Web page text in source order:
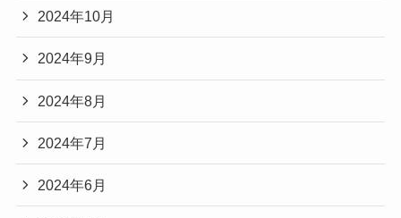
2024年10月
2024年9月
2024年8月
2024年7月
2024年6月